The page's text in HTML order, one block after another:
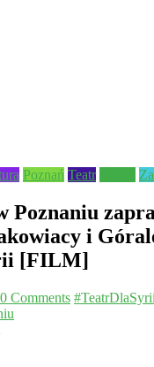
Poznań Teatr
Poznaniu
i
[FILM]
0 Comments #TeatrDlaSyrii